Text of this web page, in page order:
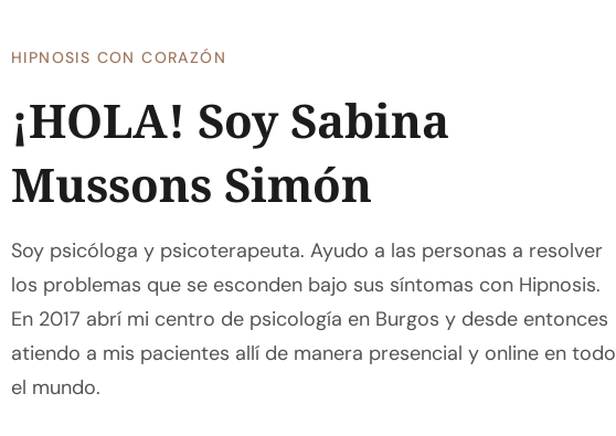
HIPNOSIS CON CORAZÓN
¡HOLA! Soy Sabina
Mussons Simón
Soy psicóloga y psicoterapeuta. Ayudo a las personas a resolver
los problemas que se esconden bajo sus síntomas con Hipnosis.
En 2017 abrí mi centro de psicología en Burgos y desde entonces
atiendo a mis pacientes allí de manera presencial y online en todo
el mundo.